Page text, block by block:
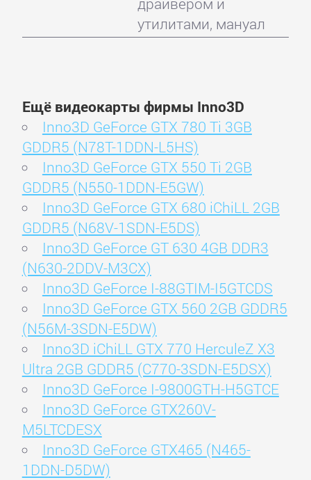
утилитами, мануал
Ещё видеокарты фирмы Inno3D
Inno3D GeForce GTX 780 Ti 3GB
GDDR5 (N78T-1DDN-L5HS)
Inno3D GeForce GTX 550 Ti 2GB
GDDR5 (N550-1DDN-E5GW)
Inno3D GeForce GTX 680 iChiLL 2GB
GDDR5 (N68V-1SDN-E5DS)
Inno3D GeForce GT 630 4GB DDR3
(N630-2DDV-M3CX)
Inno3D GeForce I-88GTIM-I5GTCDS
Inno3D GeForce GTX 560 2GB GDDR5
(N56M-3SDN-E5DW)
Inno3D iChiLL GTX 770 HerculeZ X3
Ultra 2GB GDDR5 (C770-3SDN-E5DSX)
Inno3D GeForce I-9800GTH-H5GTCE
Inno3D GeForce GTX260V-
M5LTCDESX
Inno3D GeForce GTX465 (N465-
1DDN-D5DW)